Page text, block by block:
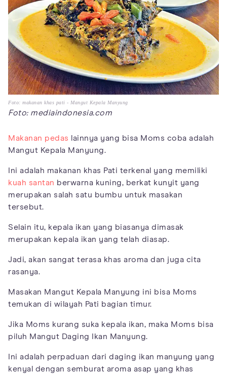
Foto: makanan khas pati - Mangut Kepala Manyung
Foto: mediaindonesia.com
Makanan pedas lainnya yang bisa Moms coba adalah
Mangut Kepala Manyung.
Ini adalah makanan khas Pati terkenal yang memiliki
kuah santan berwarna kuning, berkat kunyit yang
merupakan salah satu bumbu untuk masakan
tersebut.
Selain itu, kepala ikan yang biasanya dimasak
merupakan kepala ikan yang telah diasap.
Jadi, akan sangat terasa khas aroma dan juga cita
rasanya.
Masakan Mangut Kepala Manyung ini bisa Moms
temukan di wilayah Pati bagian timur.
Jika Moms kurang suka kepala ikan, maka Moms bisa
piluh Mangut Daging Ikan Manyung.
Ini adalah perpaduan dari daging ikan manyung yang
kenyal dengan semburat aroma asap yang khas